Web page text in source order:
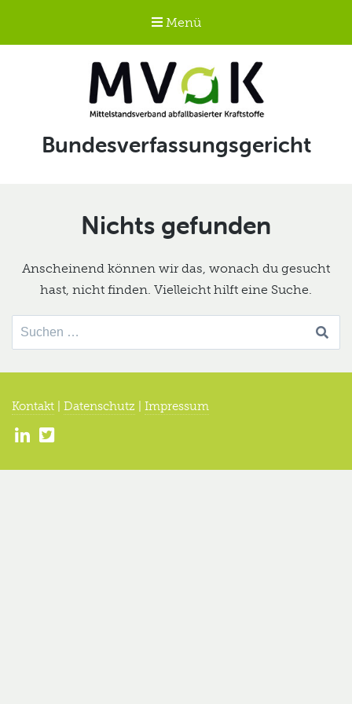
Menü
Mittelstandsverband
abfallbasierter
Schlagwort:
Bundesverfassungsgericht
Nichts gefunden
Anscheinend können wir das, wonach du gesucht
hast, nicht finden. Vielleicht hilft eine Suche.
Suche
nach:
Kontakt Datenschutz Impressum